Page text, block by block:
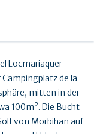
Locmariaquer
de la
mitten in der
100m². Die Bucht
von Morbihan auf